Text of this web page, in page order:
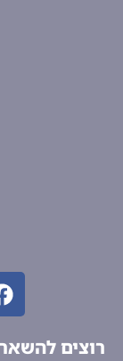
רוצים